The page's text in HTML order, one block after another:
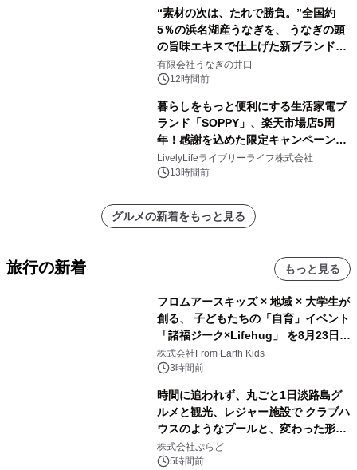
“素材の次は、たれで勝負。”全国約
5％の浜名湖産うなぎを、 うなぎの頭
の旨味エキスで仕上げた新ブランド
「井口の誉」誕生
有限会社うなぎの井口
12時間前
暮らしをもっと便利にする生活家電ブ
ランド「SOPPY」、楽天市場店5周
年！感謝を込めた限定キャンペーンを
8月10日より開催
LivelyLifeライブリーライフ株式会社
13時間前
グルメの新着をもっと見る
旅行の新着 もっと見る
フロムアースキッズ × 地域 × 大学生が
創る、 子どもたちの「自育」イベント
「諸福ジーク×Lifehug」 を8月23日
(日)開催
株式会社From Earth Kids
3時間前
時間に追われず、丸ごと1日淡路島グ
ルメと観光、レジャー施設で クラブハ
ウスのようなプールと、変わった形の
サウナも 「THE BOXY AWAJI」のお
得な素泊まり連泊プランで
株式会社ぷらど
5時間前